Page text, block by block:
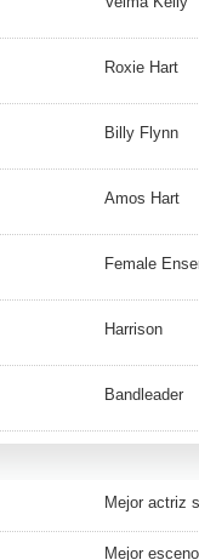
Roxie Hart
Billy Flynn
Amos Hart
Female
Harrison
Bandleader
Mejor actriz
Mejor